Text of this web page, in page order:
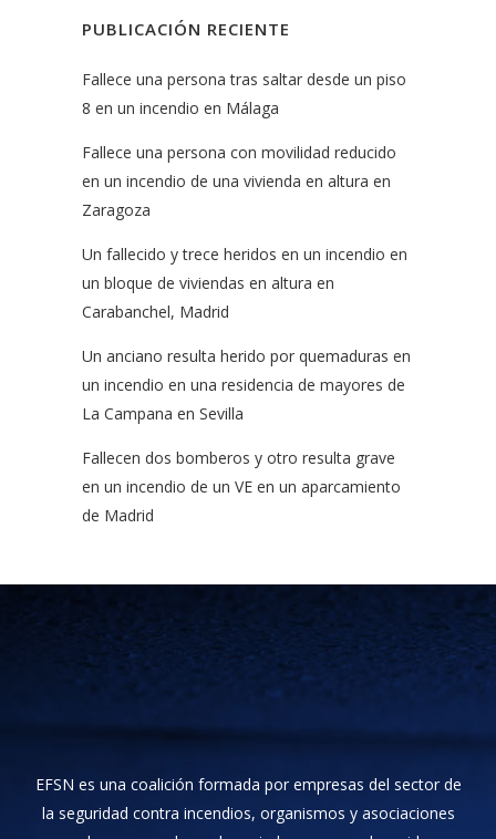
PUBLICACIÓN RECIENTE
Fallece una persona tras saltar desde un piso
8 en un incendio en Málaga
Fallece una persona con movilidad reducido
en un incendio de una vivienda en altura en
Zaragoza
Un fallecido y trece heridos en un incendio en
un bloque de viviendas en altura en
Carabanchel, Madrid
Un anciano resulta herido por quemaduras en
un incendio en una residencia de mayores de
La Campana en Sevilla
Fallecen dos bomberos y otro resulta grave
en un incendio de un VE en un aparcamiento
de Madrid
EFSN es una coalición formada por empresas del sector de
la seguridad contra incendios, organismos y asociaciones